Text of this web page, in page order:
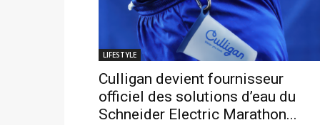
LIFESTYLE
Culligan devient fournisseur
officiel des solutions d’eau du
Schneider Electric Marathon...